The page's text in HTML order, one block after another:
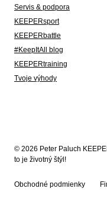
Servis & podpora
KEEPERsport
KEEPERbattle
#KeepItAll blog
KEEPERtraining
Tvoje výhody
© 2026 Peter Paluch
to je životný štýl!
Obchodné podmienky